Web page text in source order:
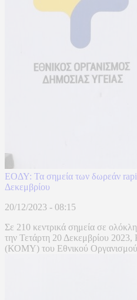
ΕΟΔΥ: Τα σημεία των δωρεάν
Δεκεμβρίου
20/12/2023 - 08:15
Σε 210 κεντρικά σημεία σε
την Τετάρτη 20 Δεκεμβρίου 2023,
(ΚΟΜΥ) του Εθνικού Οργανισμού